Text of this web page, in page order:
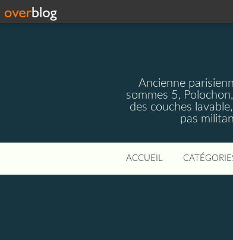
Ancienne
sommes 5,
des couches
pas
ACCUEIL